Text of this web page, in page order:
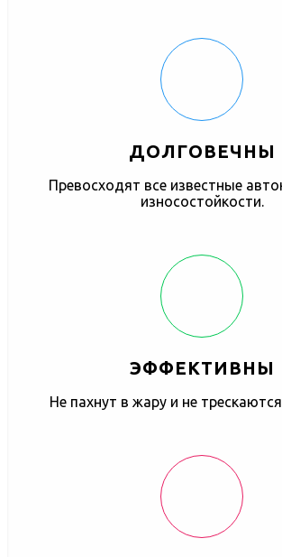
ДОЛГОВЕЧНЫ
Превосходят все известные
износостойкости.
ЭФФЕКТИВНЫ
Не пахнут в жару и не